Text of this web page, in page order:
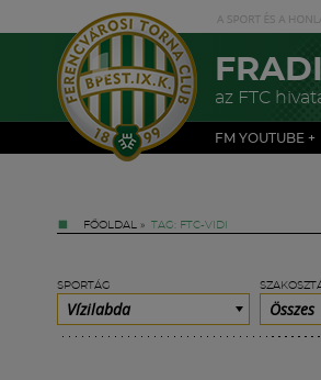
az FTC
FM YOUTUBE +
FŐOLDAL » TAG: FTC-VIDI
SPORTÁG
Vízilabda Összes